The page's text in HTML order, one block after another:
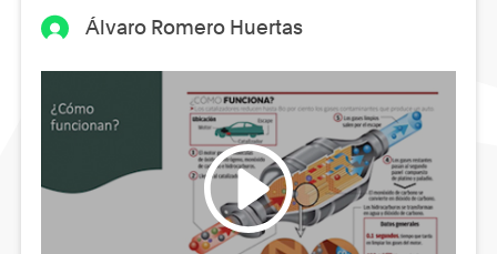
Álvaro Romero Huertas